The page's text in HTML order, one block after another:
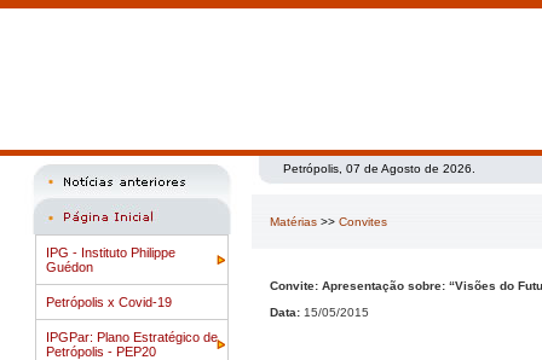
IPG - Instituto Philippe
Guédon
Petrópolis x Covid-19
IPGPar: Plano Estratégico de
Petrópolis - PEP20
Petrópolis, 07 de Agosto de 2026.
Matérias >> Convites
Convite: Apresentação sobre: “Visões do
Data: 15/05/2015